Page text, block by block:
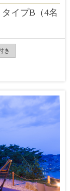
イプB（4名
き